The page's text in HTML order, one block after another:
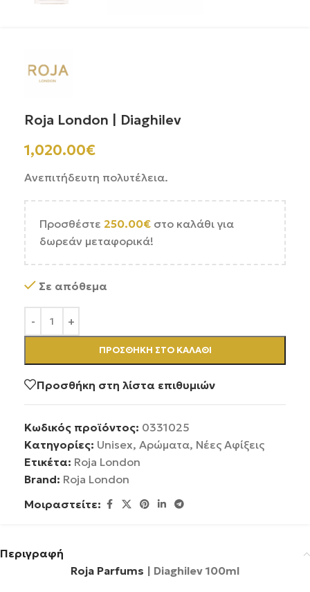
Roja London | Diaghilev
1,020.00€
Ανεπιτήδευτη πολυτέλεια.
Προσθέστε 250.00€ στο καλάθι για
δωρεάν μεταφορικά!
Σε απόθεμα
ΠΡΟΣΘΉΚΗ ΣΤΟ ΚΑΛΆΘΙ
Προσθήκη στη λίστα επιθυμιών
Κωδικός προϊόντος: 0331025
Κατηγορίες: Unisex, Αρώματα, Νέες Αφίξεις
Ετικέτα: Roja London
Brand: Roja London
Μοιραστείτε:
Περιγραφή
Roja Parfums | Diaghilev 100ml